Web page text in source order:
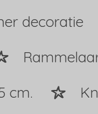
decoratie
cm.